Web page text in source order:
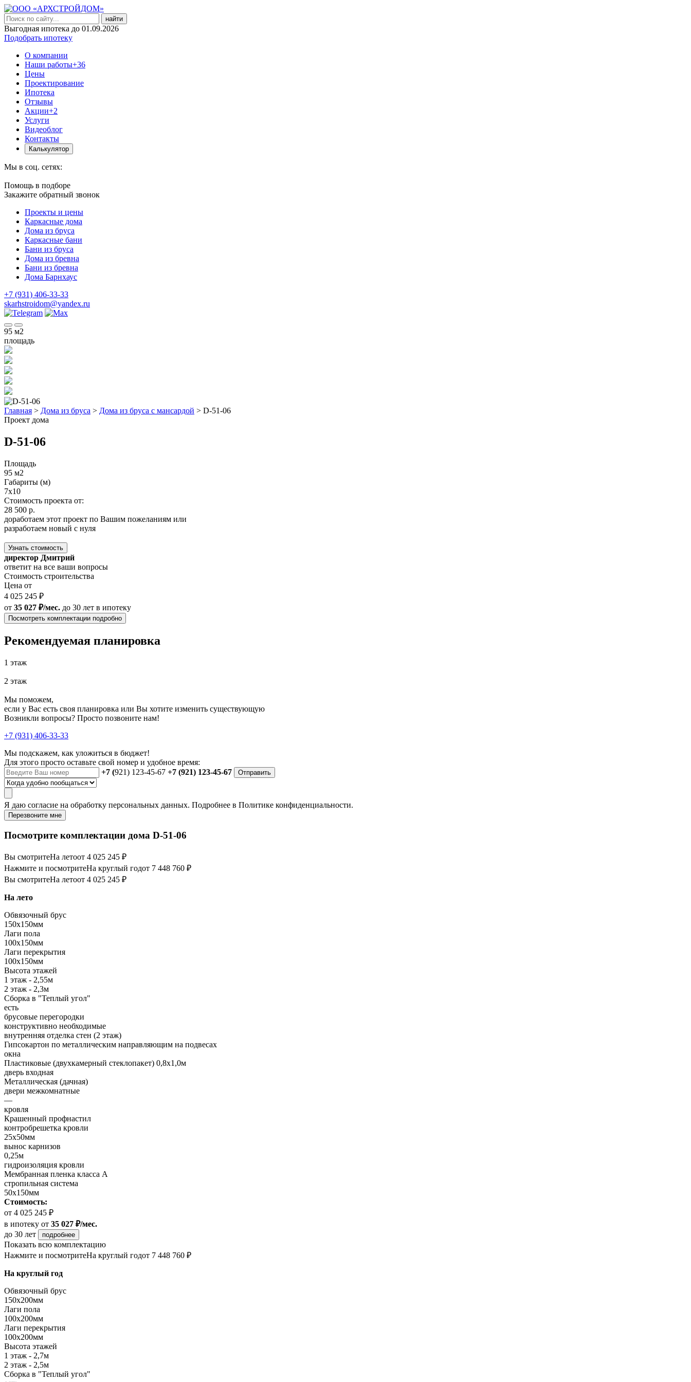
найти
Выгодная ипотека до 01.09.2026
Подобрать ипотеку
О компании
Наши работы+36
Цены
Проектирование
Ипотека
Отзывы
Акции+2
Услуги
Видеоблог
Контакты
Калькулятор
Мы в соц. сетях:
Помощь в подборе
Закажите обратный звонок
Проекты и цены
Каркасные дома
Дома из бруса
Каркасные бани
Бани из бруса
Дома из бревна
Бани из бревна
Дома Барнхаус
+7 (931) 406-33-33
skarhstroidom@yandex.ru
95 м2
площадь
Главная > Дома из бруса > Дома из бруса с мансардой > D-51-06
Проект дома
D-51-06
Площадь
95 м2
Габариты (м)
7х10
Стоимость проекта от:
28 500 р.
доработаем этот проект по Вашим пожеланиям или
разработаем новый с нуля
Узнать стоимость
директор Дмитрий
ответит на все ваши вопросы
Стоимость строительства
Цена от
4 025 245 ₽
от 35 027 ₽/мес. до 30 лет в ипотеку
Посмотреть комплектации подробно
Рекомендуемая планировка
1 этаж
2 этаж
Мы поможем,
если у Вас есть своя планировка или Вы хотите изменить существующую
Возникли вопросы? Просто позвоните нам!
+7 (931) 406-33-33
Мы подскажем, как уложиться в бюджет!
Для этого просто оставьте свой номер и удобное время:
+7 (921) 123-45-67 +7 (921) 123-45-67 Отправить
Я даю согласие на обработку персональных данных. Подробнее в Политике конфиденциальности.
Перезвоните мне
Посмотрите комплектации дома D-51-06
Вы смотритеНа летоот 4 025 245 ₽
Нажмите и посмотритеНа круглый годот 7 448 760 ₽
Вы смотритеНа летоот 4 025 245 ₽
На лето
Обвязочный брус
150х150мм
Лаги пола
100х150мм
Лаги перекрытия
100х150мм
Высота этажей
1 этаж - 2,55м
2 этаж - 2,3м
Сборка в "Теплый угол"
есть
брусовые перегородки
конструктивно необходимые
внутренняя отделка стен (2 этаж)
Гипсокартон по металлическим направляющим на подвесах
окна
Пластиковые (двухкамерный стеклопакет) 0,8х1,0м
дверь входная
Металлическая (дачная)
двери межкомнатные
—
кровля
Крашенный профнастил
контробрешетка кровли
25х50мм
вынос карнизов
0,25м
гидроизоляция кровли
Мембранная пленка класса А
стропильная система
50х150мм
Стоимость:
от 4 025 245 ₽
в ипотеку от 35 027 ₽/мес.
до 30 лет
подробнее
Показать всю комплектацию
Нажмите и посмотритеНа круглый годот 7 448 760 ₽
На круглый год
Обвязочный брус
150х200мм
Лаги пола
100х200мм
Лаги перекрытия
100х200мм
Высота этажей
1 этаж - 2,7м
2 этаж - 2,5м
Сборка в "Теплый угол"